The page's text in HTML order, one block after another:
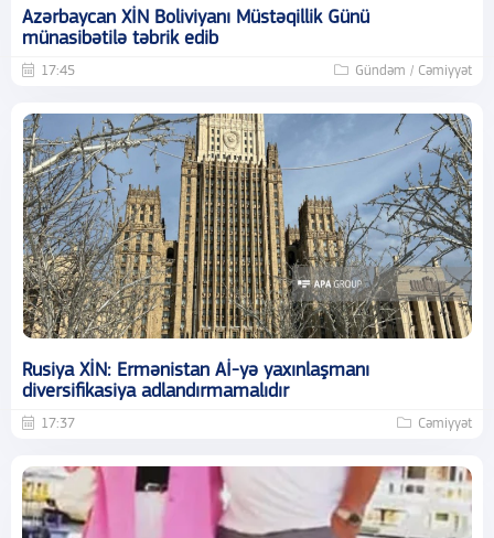
Azərbaycan XİN Boliviyanı Müstəqillik Günü
münasibətilə təbrik edib
17:45 Gündəm / Cəmiyyət
Rusiya XİN: Ermənistan Aİ-yə yaxınlaşmanı
diversifikasiya adlandırmamalıdır
17:37 Cəmiyyət